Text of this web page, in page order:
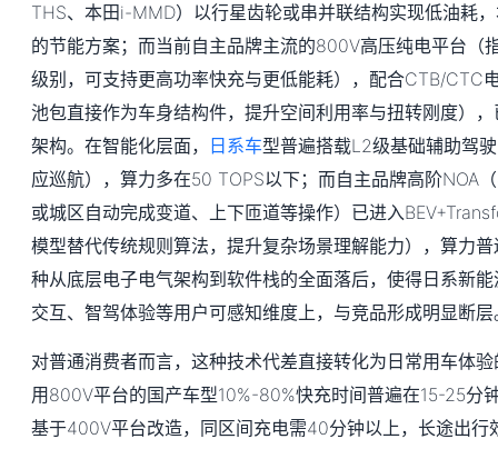
THS、本田i-MMD）以行星齿轮或串并联结构实现低油耗，
的节能方案；而当前自主品牌主流的800V高压纯电平台（
级别，可支持更高功率快充与更低能耗），配合CTB/CTC
池包直接作为车身结构件，提升空间利用率与扭转刚度），
架构。在智能化层面，
日系车型普遍搭载L2级基础辅助驾
应巡航），算力多在50 TOPS以下；而自主品牌高阶NOA
或城区自动完成变道、上下匝道等操作）已进入
模型替代传统规则算法，提升复杂场景理解能力），算力
种从底层电子电气架构到软件栈的全面落后，使得日系新
交互、智驾体验等用户可感知维度上，与竞品形成明显断层
对普通消费者而言，这种技术代差直接转化为日常用车体
用800V平台的国产车型10%-80%快充时间普遍在15-25分
基于400V平台改造，同区间充电需40分钟以上，长途出行